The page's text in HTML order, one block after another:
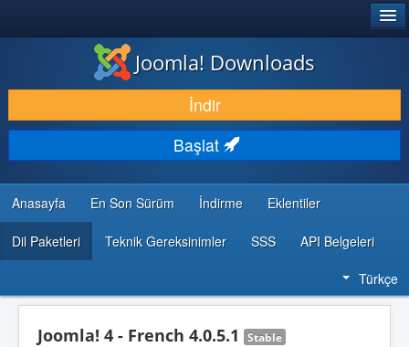
İNDIR & GENIŞLET
KEŞFET & ÖĞREN
TOPLULUK & DESTEK
GELIŞTIRICI KAYNAKLARI
Joomla! Downloads
İndir
Başlat
Anasayfa En Son Sürüm İndirme Eklentiler
Dil Paketleri Teknik Gereksinimler SSS API Belgeleri
Türkçe
Joomla! 4 - French 4.0.5.1 Stable